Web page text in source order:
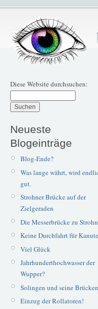
Diese Website durchsuchen:
Neueste
Blogeinträge
Blog-Ende?
Was lange währt, wird
gut.
Strohner Brücke auf der
Zielgeraden
Die Messerbrücke zu Strohn
Keine Durchfahrt für
Viel Glück
Jahrhunderthochwasser der
Wupper?
Solingen und seine Brücken
Einzug der Rollatoren!